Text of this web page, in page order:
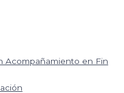
Acompañamiento en Fin